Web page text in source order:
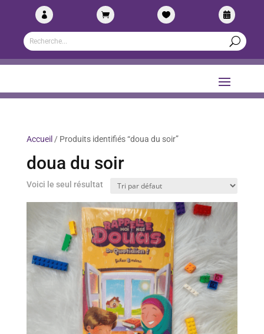
   
Accueil / Produits identifiés “doua du soir”
doua du soir
Voici le seul résultat